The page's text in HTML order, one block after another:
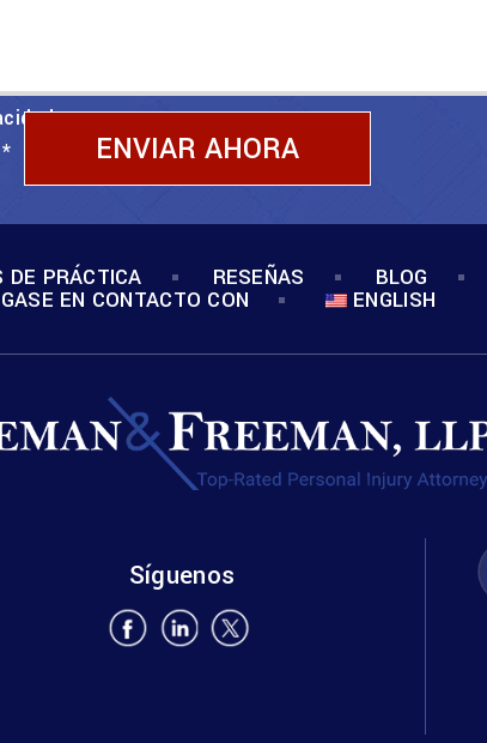
*
DE PRÁCTICA RESEÑAS BLOG
EN CONTACTO CON ENGLISH
Síguenos